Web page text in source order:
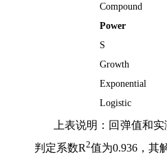
Compound
Power
S
Growth
Exponential
Logistic
上表说明：回弹值和
判定系数R2值为0.936 ，其